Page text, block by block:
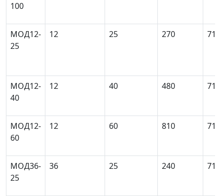
100
МОД12-
25
12 25 270 71
МОД12-
40
12 40 480 71
МОД12-
60
12 60 810 71
МОД36-
25
36 25 240 71